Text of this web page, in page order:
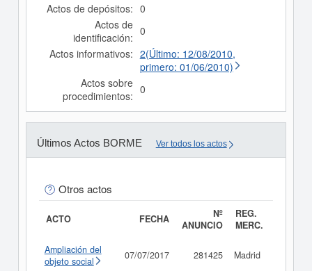
Actos de depósitos: 0
Actos de
identificación: 0
Actos informativos: 2(Último: 12/08/2010,
primero: 01/06/2010)
Actos sobre
procedimientos: 0
Últimos Actos BORME Ver todos los actos
Otros actos
ACTO FECHA
Nº
ANUNCIO
REG.
MERC.
Ampliación del
objeto social
07/07/2017 281425 Madrid